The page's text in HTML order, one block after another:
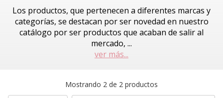
Los productos, que pertenecen a diferentes marcas y
categorías, se destacan por ser novedad en nuestro
catálogo por ser productos que acaban de salir al
mercado, ...
ver más...
Mostrando 2 de 2 productos